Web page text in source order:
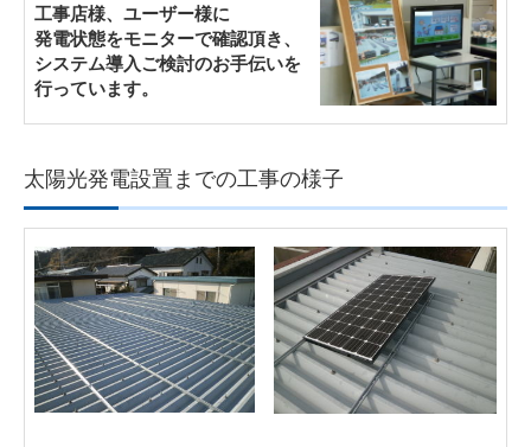
工事店様、ユーザー様に
発電状態をモニターで確認頂き、
システム導入ご検討のお手伝いを
行っています。
太陽光発電設置までの工事の様子